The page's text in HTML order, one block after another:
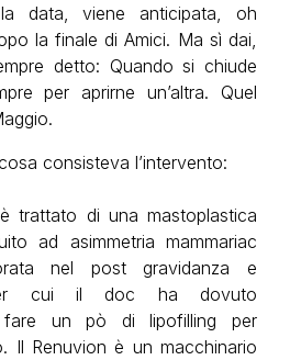
data, viene anticipata, oh
la finale di Amici. Ma sì dai,
detto: Quando si chiude
per aprirne un’altra. Quel
consisteva l’intervento:
trattato di una mastoplastica
ad asimmetria mammariac
nel post gravidanza e
cui il doc ha dovuto
fare un pò di lipofilling per
Il Renuvion è un macchinario